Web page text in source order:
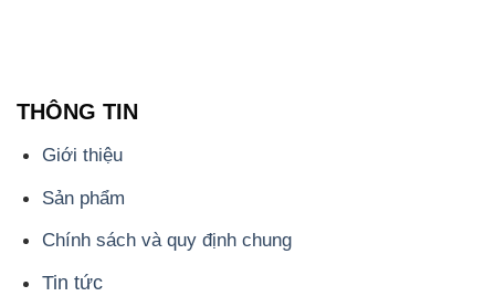
Chính sách và quy định chung
Tin tức
Liên hệ
📞
PHÒNG KINH DOANH - CÔNG TY HÓA CHẤT